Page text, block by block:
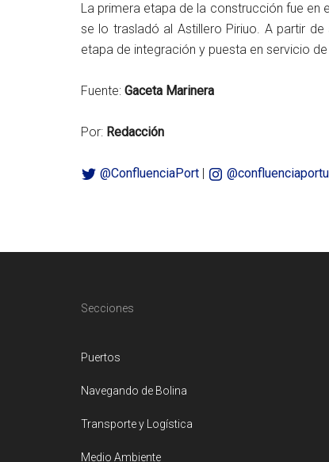
La primera etapa de la construcción fue en
se lo trasladó al Astillero Piriuo. A partir
etapa de integración y puesta en servicio
Fuente: Gaceta Marinera
Por: Redacción
@ConfluenciaPort |
Secciones
Puertos
Navegando de Bolina
Transporte y Logística
Medio Ambiente